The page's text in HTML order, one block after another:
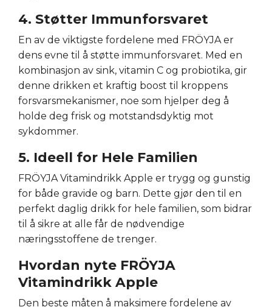
4. Støtter Immunforsvaret
En av de viktigste fordelene med FRÖYJA er
dens evne til å støtte immunforsvaret. Med en
kombinasjon av sink, vitamin C og probiotika, gir
denne drikken et kraftig boost til kroppens
forsvarsmekanismer, noe som hjelper deg å
holde deg frisk og motstandsdyktig mot
sykdommer.
5. Ideell for Hele Familien
FRÖYJA Vitamindrikk Apple er trygg og gunstig
for både gravide og barn. Dette gjør den til en
perfekt daglig drikk for hele familien, som bidrar
til å sikre at alle får de nødvendige
næringsstoffene de trenger.
Hvordan nyte FRÖYJA
Vitamindrikk Apple
Den beste måten å maksimere fordelene av